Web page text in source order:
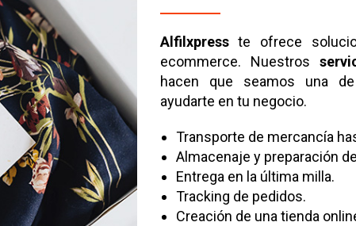
Alfilxpresste ofrece
ecommerce. Nuestros
hacen que seamos una
ayudarte en tu negocio.
Transporte de mercancía
Almacenaje y preparación
Entrega en la última milla.
Tracking de pedidos.
Creación de una tienda